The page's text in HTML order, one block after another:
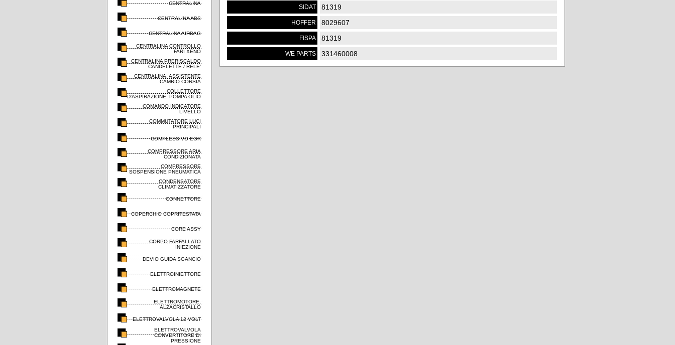
CENTRALINA
CENTRALINA ABS
CENTRALINA AIRBAG
CENTRALINA CONTROLLO
FARI XENO
CENTRALINA PRERISCALDO
CANDELETTE / RELE'
CENTRALINA, ASSISTENTE
CAMBIO CORSIA
COLLETTORE
D'ASPIRAZIONE, POMPA OLIO
COMANDO INDICATORE
LIVELLO
COMMUTATORE LUCI
PRINCIPALI
COMPLESSIVO EGR
COMPRESSORE ARIA
CONDIZIONATA
COMPRESSORE
SOSPENSIONE PNEUMATICA
CONDENSATORE
CLIMATIZZATORE
CONNETTORE
COPERCHIO COPRITESTATA
CORE ASSY
CORPO FARFALLATO
INIEZIONE
DEVIO GUIDA SGANCIO
ELETTROINIETTORE
ELETTROMAGNETE
ELETTROMOTORE,
ALZACRISTALLO
ELETTROVALVOLA 12 VOLT
ELETTROVALVOLA
CONVERTITORE DI
PRESSIONE
SIDAT 81319
HOFFER 8029607
FISPA 81319
WE PARTS 331460008